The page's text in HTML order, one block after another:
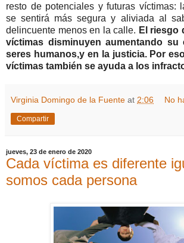
resto de potenciales y futuras víctimas:
se sentirá más segura y aliviada al
delincuente menos en la calle. El riesgo
víctimas disminuyen aumentando su
seres humanos,y en la justicia. Por
víctimas también se ayuda a los
Virginia Domingo de la Fuente at 2:06 No
Compartir
jueves, 23 de enero de 2020
Cada víctima es diferente
somos cada persona